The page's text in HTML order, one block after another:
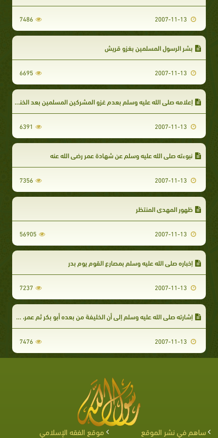
7486
بشر الرسول المسلمين بغزو قريش
6695
إعلامه صلى الله عليه وسلم بعدم غزو المشركين المسلمين بعد الخندق
6391
نبوءته صلى الله عليه وسلم عن شهادة عمر رضي الله عنه
7356
ظهور المهدي المنتظر
56905
إخباره صلى الله عليه وسلم بمصارع القوم يوم بدر
7237
إشارته صلى الله عليه وسلم إلى أن الخليفة من بعده أبو بكر ثم عمر، وإشارته إلى قصر خلافة الصديق
7476
ساهم في نشر الموقع موقع الفقه الإسلامي